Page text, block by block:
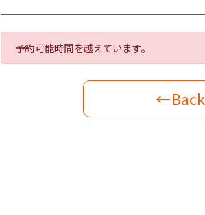
予約可能時間を越えています。
←Back